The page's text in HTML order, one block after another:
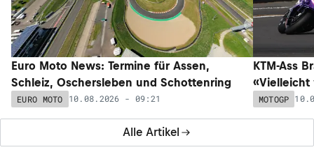
Alle Artikel
Euro Moto News: Termine für Assen,
Schleiz, Oschersleben und Schottenring
EURO MOTO 10.08.2026 - 09:21
KTM-Ass
«Vielleicht
MOTOGP